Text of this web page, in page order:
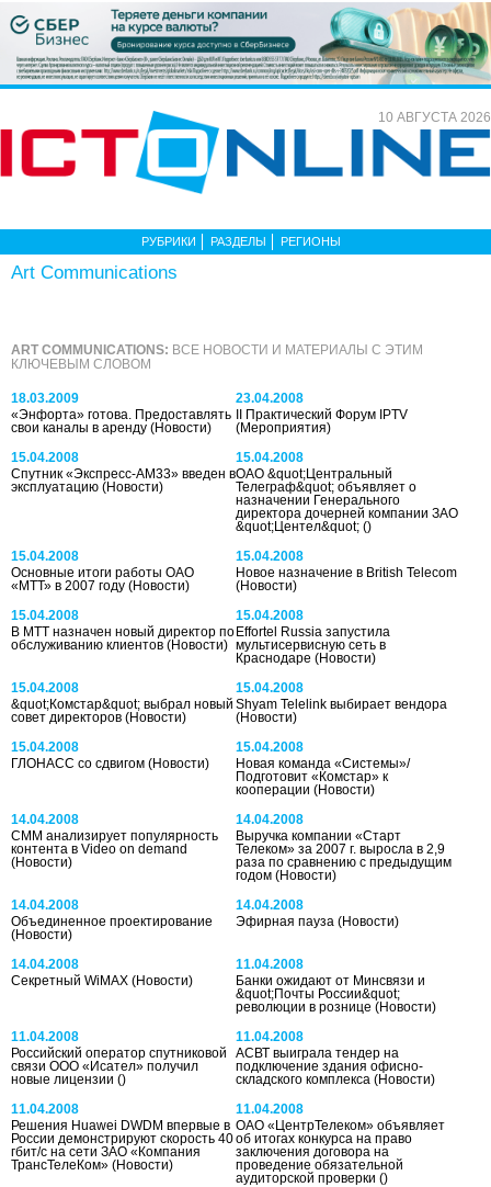
10 АВГУСТА 2026
РУБРИКИ РАЗДЕЛЫ РЕГИОНЫ
Art Communications
ART COMMUNICATIONS: ВСЕ НОВОСТИ И МАТЕРИАЛЫ С ЭТИМ
КЛЮЧЕВЫМ СЛОВОМ
18.03.2009
«Энфорта» готова. Предоставлять
свои каналы в аренду (Новости)
23.04.2008
II Практический Форум IPTV
(Мероприятия)
15.04.2008
Спутник «Экспресс-АМ33» введен в
эксплуатацию (Новости)
15.04.2008
ОАО &quot;Центральный
Телеграф&quot; объявляет о
назначении Генерального
директора дочерней компании ЗАО
&quot;Центел&quot;()
15.04.2008
Основные итоги работы ОАО
«МТТ» в 2007 году (Новости)
15.04.2008
Новое назначение в British Telecom
(Новости)
15.04.2008
В МТТ назначен новый директор по
обслуживанию клиентов (Новости)
15.04.2008
Effortel Russia запустила
мультисервисную сеть в
Краснодаре(Новости)
15.04.2008
&quot;Комстар&quot; выбрал новый
совет директоров (Новости)
15.04.2008
Shyam Telelink выбирает вендора
(Новости)
15.04.2008
ГЛОНАСС со сдвигом (Новости)
15.04.2008
Новая команда «Системы»/
Подготовит «Комстар» к
кооперации(Новости)
14.04.2008
СММ анализирует популярность
контента в Video on demand
(Новости)
14.04.2008
Выручка компании «Старт
Телеком» за 2007 г. выросла в 2,9
раза по сравнению с предыдущим
годом(Новости)
14.04.2008
Объединенное проектирование
(Новости)
14.04.2008
Эфирная пауза(Новости)
14.04.2008
Секретный WiMAX (Новости)
11.04.2008
Банки ожидают от Минсвязи и
&quot;Почты России&quot;
революции в рознице(Новости)
11.04.2008
Российский оператор спутниковой
связи ООО «Исател» получил
новые лицензии ()
11.04.2008
АСВТ выиграла тендер на
подключение здания офисно-
складского комплекса(Новости)
11.04.2008
Решения Huawei DWDM впервые в
России демонстрируют скорость 40
гбит/с на сети ЗАО «Компания
ТрансТелеКом» (Новости)
11.04.2008
ОАО «ЦентрТелеком» объявляет
об итогах конкурса на право
заключения договора на
проведение обязательной
аудиторской проверки()